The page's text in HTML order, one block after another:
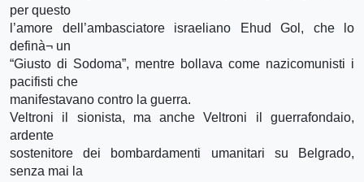
per questo
l’amore dell’ambasciatore israeliano Ehud Gol, che lo
definà¬ un
“Giusto di Sodoma”, mentre bollava come nazicomunisti i
pacifisti che
manifestavano contro la guerra.
Veltroni il sionista, ma anche Veltroni il guerrafondaio,
ardente
sostenitore dei bombardamenti umanitari su Belgrado,
senza mai la